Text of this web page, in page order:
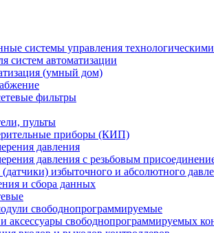
системы управления
систем автоматизации
(умный дом)
фильтры
пульты
приборы (КИП)
давления
давления с резьбовым
(датчики) избыточного и абсолютного
и сбора данных
свободнопрограммируемые
свободнопрограммируемых